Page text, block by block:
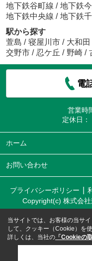
地下鉄谷町線 / 地下鉄
地下鉄中央線 / 地下鉄
駅から探す
萱島 / 寝屋川市 / 大和田
交野市 / 忍ケ丘 / 野崎 /
電
営業時
定休日：
ホーム
お問い合わせ
プライバシーポリシー
Copyright(c) 株式会
当サイトでは、お客様の当サ
して、クッキー（Cookie）を
詳しくは、当社の 「Cookieの